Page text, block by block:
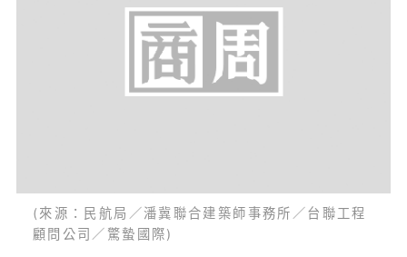
(來源：民航局／潘冀聯合建築師事務所／台聯工程
顧問公司／驚蟄國際)